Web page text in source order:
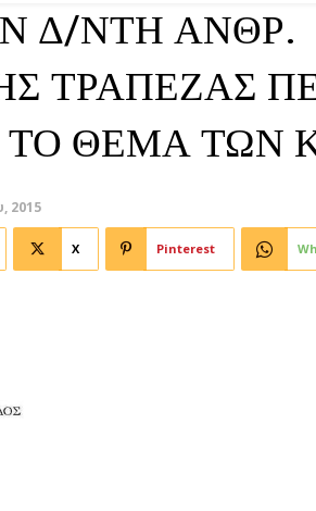
Δ/ΝΤΗ ΑΝΘΡ.
ΤΡΑΠΕΖΑΣ
ΘΕΜΑ ΤΩΝ
2015
X Pinterest